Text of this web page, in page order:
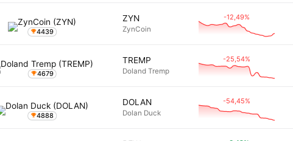
4439
ZYN
ZynCoin
-12,49%
4679
TREMP
Doland Tremp
-25,54%
4888
DOLAN
Dolan Duck
-54,45%